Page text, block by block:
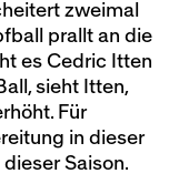
zweimal
prallt an die
es Cedric Itten
sieht Itten,
Für
in dieser
Saison.